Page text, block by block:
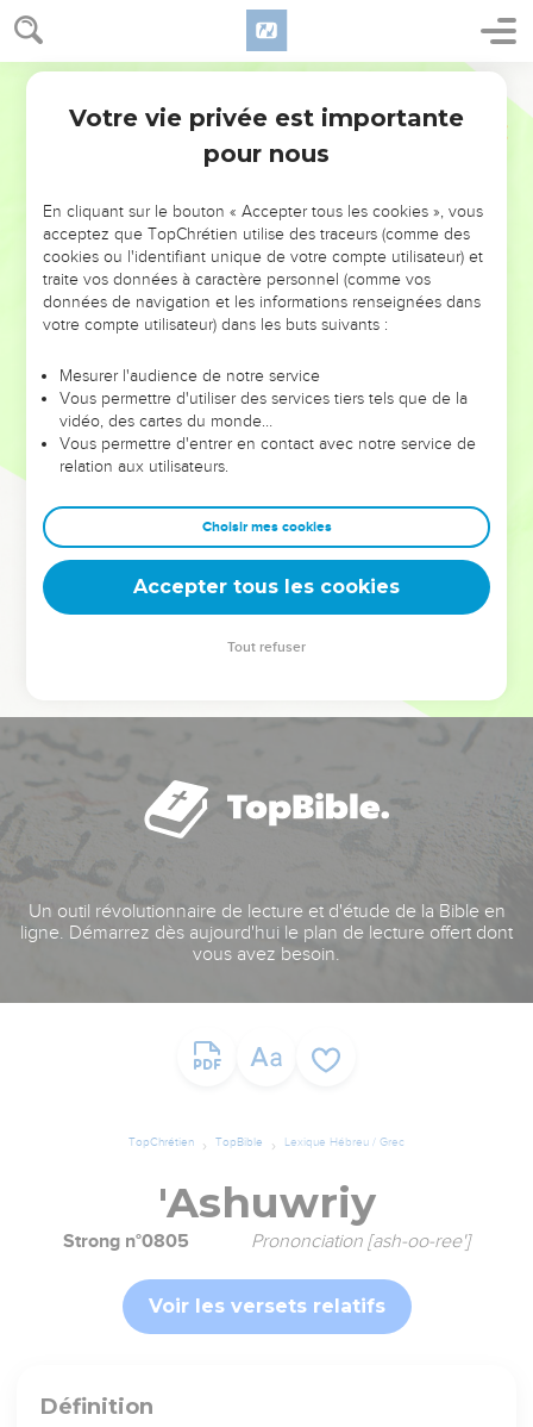
NE MANQUEZ PAS L’ÉVÉNEMENT
DE L’ANNÉE !
ET SI LEURS ERREURS POUVAIENT VOUS ÉVITER LES
VOTRES ?
leur foi ou leur vision. Mais on voit moins les doutes, les erreurs
et les saisons difficiles qu'ils ont traversés, alors même que ce
sont elles qui les ont façonnés.
Dans cette conférence, leaders, entrepreneurs, et responsables
clés pour avancer avec plus de sagesse afin que leurs erreurs
deviennent vos tremplins. Que vous guidiez un ministère, une
équipe, un groupe ou une famille, leur expérience est faite
Un outil révolutionnaire de lecture et d'étude de la Bible en
ligne. Démarrez dès aujourd'hui le plan de lecture offert dont
vous avez besoin.
TopChrétien TopBible Lexique Hébreu / Grec
'Ashuwriy
Strong n°0805 Prononciation [ash-oo-ree']
Voir les versets relatifs
Définition
Votre vie privée est importante
pour nous
En cliquant sur le bouton « Accepter tous les cookies », vous
acceptez que TopChrétien utilise des traceurs (comme des
cookies ou l'identifiant unique de votre compte utilisateur) et
traite vos données à caractère personnel (comme vos
données de navigation et les informations renseignées dans
votre compte utilisateur) dans les buts suivants :
Mesurer l'audience de notre service
Vous permettre d'utiliser des services tiers tels que de la
vidéo, des cartes du monde…
Vous permettre d'entrer en contact avec notre service de
relation aux utilisateurs.
Choisir mes cookies
Accepter tous les cookies
Tout refuser